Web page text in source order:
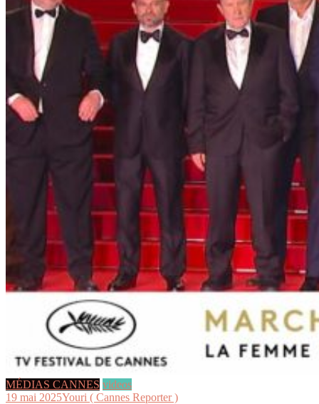
MÉDIAS CANNES videos
19 mai 2025Youri ( Cannes Reporter )